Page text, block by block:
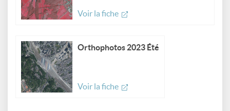
Voir la fiche
Orthophotos 2023 Été
Voir la fiche